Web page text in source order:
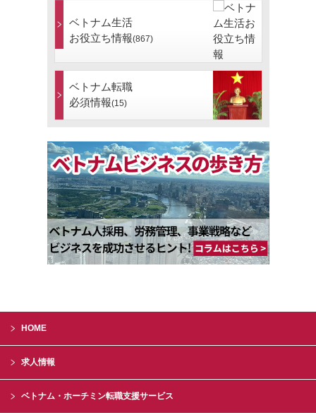
ベトナム生活
お役立ち情報(867)
ベトナム転職
必須情報(15)
HOME
求人情報
ベトナム・ホーチミン転職支援サービス